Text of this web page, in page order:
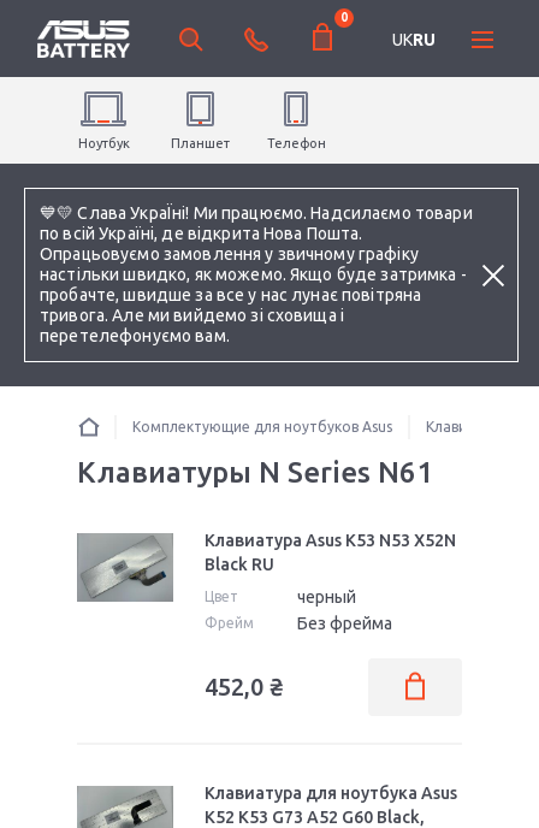
💙💛 Слава УкраЇні! Ми працюємо. Надсилаємо товари
по всій Україні, де відкрита Нова Пошта.
Опрацьовуємо замовлення у звичному графіку
настільки швидко, як можемо. Якщо буде затримка -
пробачте, швидше за все у нас лунає повітряна
тривога. Але ми вийдемо зі сховища і
перетелефонуємо вам.
0
UKRU
Ноутбук Планшет Телефон
Комплектующие для ноутбуков Asus Клавиатуры
Клавиатуры N Series N61
Клавиатура Asus K53 N53 X52N
Black RU
Цвет черный
Фрейм Без фрейма
452,0 ₴
Клавиатура для ноутбука Asus
K52 K53 G73 A52 G60 Black,